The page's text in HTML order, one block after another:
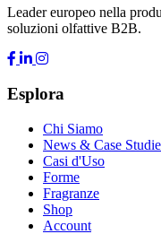
Leader europeo nella
soluzioni olfattive B2B.
Esplora
Chi Siamo
News & Case
Casi d'Uso
Forme
Fragranze
Shop
Account